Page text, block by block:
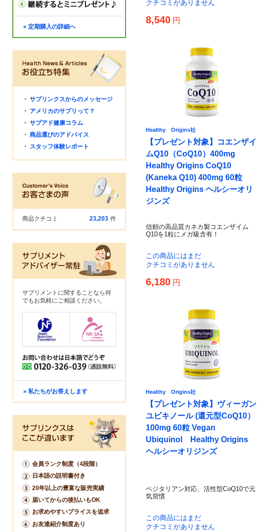
クチコミがありません
8,540 円
Healthy Origins社
【プレゼント対象】コエンザイ
ムQ10（CoQ10）400mg
Healthy Origins CoQ10
(Kaneka Q10) 400mg 60粒
Healthy Origins ヘルシーオリ
ジンズ
信頼の高品質カネカ製コエンザイム
Q10を1粒にメガ級含有！
この商品にはまだ
クチコミがありません
6,180 円
Healthy Origins社
【プレゼント対象】ヴィーガン
ユビキノール (還元型CoQ10）
100mg 60粒 Vegan
Ubiquinol Healthy Origins
ヘルシーオリジンズ
ベジタリアン対応、活性型CoQ10で元
気習慣
この商品にはまだ
クチコミがありません
» 定期購入の詳細へ
・ サプリンクスからのメッセージ
・ アメリカのサプリって？
・ サプアド健康コラム
・ 商品選びのアドバイス
・ スタッフ体験レポート
商品クチコミ 23,203 件
サプリメントに関することなら何
でもお気軽にご相談ください。
» 私たちがお答えします
会員ランク制度（4段階）
日本語の説明書付き
20年以上の豊富な販売実績
届いてからの後払いもOK
お求めやすいプライスを追求
お友達紹介制度あり